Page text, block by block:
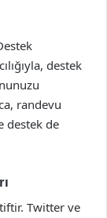
destek
randevu
destek de
Twitter ve